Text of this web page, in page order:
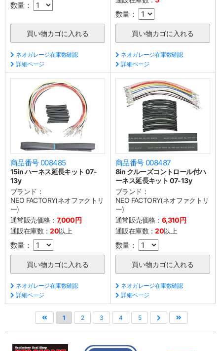
数量：
ネオガレージ在庫数確認
詳細ページ
数量：
ネオガレージ在庫数確認
詳細ページ
商品番号 008485
15in ハーネス延長キット 07-
13y
ブランド：
NEO FACTORY(ネオファクトリ
ー)
通常販売価格： 7,000円
通販在庫数：20以上
数量：
ネオガレージ在庫数確認
詳細ページ
商品番号 008487
8in クルーズコントロール付ハ
ーネス延長キット 07-13y
ブランド：
NEO FACTORY(ネオファクトリ
ー)
通常販売価格： 6,310円
通販在庫数：20以上
数量：
ネオガレージ在庫数確認
詳細ページ
1 2 3 4 5